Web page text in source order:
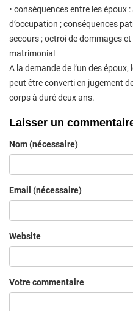
• conséquences entre les époux
d’occupation ; conséquences
secours ; octroi de dommages
matrimonial
A la demande de l’un des
peut être converti en jugement
corps à duré deux ans.
Laisser un
Nom (nécessaire)
Email (nécessaire)
Website
Votre commentaire